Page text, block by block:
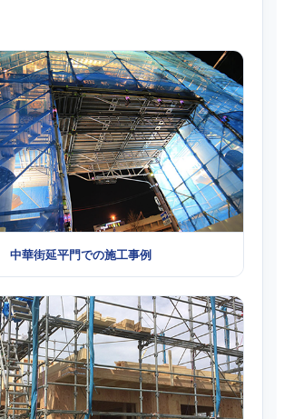
中華街延平門での施工事例